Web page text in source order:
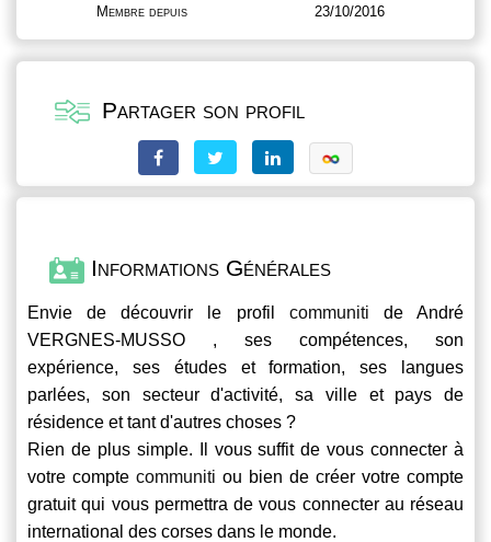
Membre depuis 23/10/2016
Partager son profil
Informations Générales
Envie de découvrir le profil communiti de André
VERGNES-MUSSO , ses compétences, son
expérience, ses études et formation, ses langues
parlées, son secteur d'activité, sa ville et pays de
résidence et tant d'autres choses ?
Rien de plus simple. Il vous suffit de vous connecter à
votre compte communiti ou bien de créer votre compte
gratuit qui vous permettra de vous connecter au réseau
international des corses dans le monde.